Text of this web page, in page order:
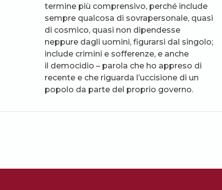
termine più comprensivo, perché include
sempre qualcosa di sovrapersonale, quasi
di cosmico, quasi non dipendesse
neppure dagli uomini, figurarsi dal singolo;
include crimini e sofferenze, e anche
il democidio – parola che ho appreso di
recente e che riguarda l’uccisione di un
popolo da parte del proprio governo.